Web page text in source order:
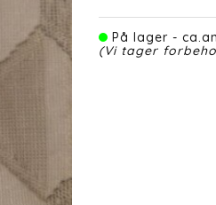
På lager -
(Vi tager